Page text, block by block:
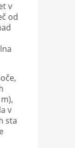
v
od
v
sta